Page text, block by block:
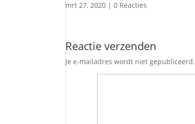
mrt 27, 2020 |0 Reacties
Reactie verzenden
Je e-mailadres wordt niet gepubliceerd.